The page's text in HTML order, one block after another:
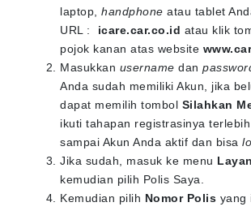
laptop, handphone atau tablet
URL : icare.car.co.id atau klik
pojok kanan atas website
Masukkan username dan
Anda sudah memiliki Akun, jika
dapat memilih tombol Silahkan
ikuti tahapan registrasinya
sampai Akun Anda aktif dan bisa
Jika sudah, masuk ke menu
kemudian pilih Polis Saya.
Kemudian pilih Nomor Polis yang